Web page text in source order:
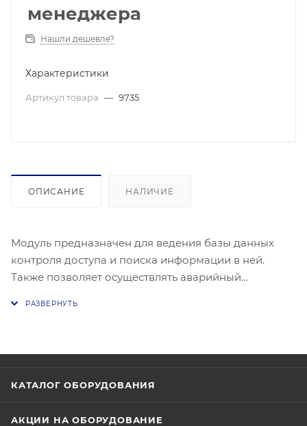
менеджера
Нашли дешевле?
Характеристики
Артикул товара — 9735
ОПИСАНИЕ НАЛИЧИЕ
Модуль предназначен для ведения базы данных
контроля доступа и поиска информации в ней.
Также позволяет осуществлять аварийный
КАТАЛОГ ОБОРУДОВАНИЯ
АКЦИИ НА ОБОРУДОВАНИЕ